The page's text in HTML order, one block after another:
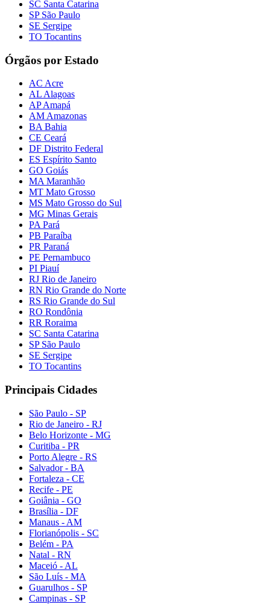
SC Santa Catarina
SP São Paulo
SE Sergipe
TO Tocantins
Órgãos por Estado
AC Acre
AL Alagoas
AP Amapá
AM Amazonas
BA Bahia
CE Ceará
DF Distrito Federal
ES Espírito Santo
GO Goiás
MA Maranhão
MT Mato Grosso
MS Mato Grosso do Sul
MG Minas Gerais
PA Pará
PB Paraíba
PR Paraná
PE Pernambuco
PI Piauí
RJ Rio de Janeiro
RN Rio Grande do Norte
RS Rio Grande do Sul
RO Rondônia
RR Roraima
SC Santa Catarina
SP São Paulo
SE Sergipe
TO Tocantins
Principais Cidades
São Paulo - SP
Rio de Janeiro - RJ
Belo Horizonte - MG
Curitiba - PR
Porto Alegre - RS
Salvador - BA
Fortaleza - CE
Recife - PE
Goiânia - GO
Brasília - DF
Manaus - AM
Florianópolis - SC
Belém - PA
Natal - RN
Maceió - AL
São Luís - MA
Guarulhos - SP
Campinas - SP